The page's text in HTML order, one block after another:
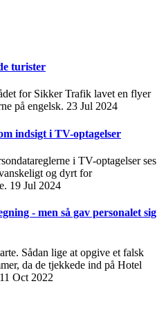
turister
for Sikker Trafik lavet en flyer
på engelsk. 23 Jul 2024
indsigt i TV-optagelser
i TV-optagelser ses
og dyrt for
19 Jul 2024
- men så gav personalet sig
Sådan lige at opgive et falsk
da de tjekkede ind på Hotel
11 Oct 2022